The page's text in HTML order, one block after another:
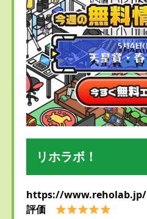
リホラボ！
https://www.reholab.jp/
評価